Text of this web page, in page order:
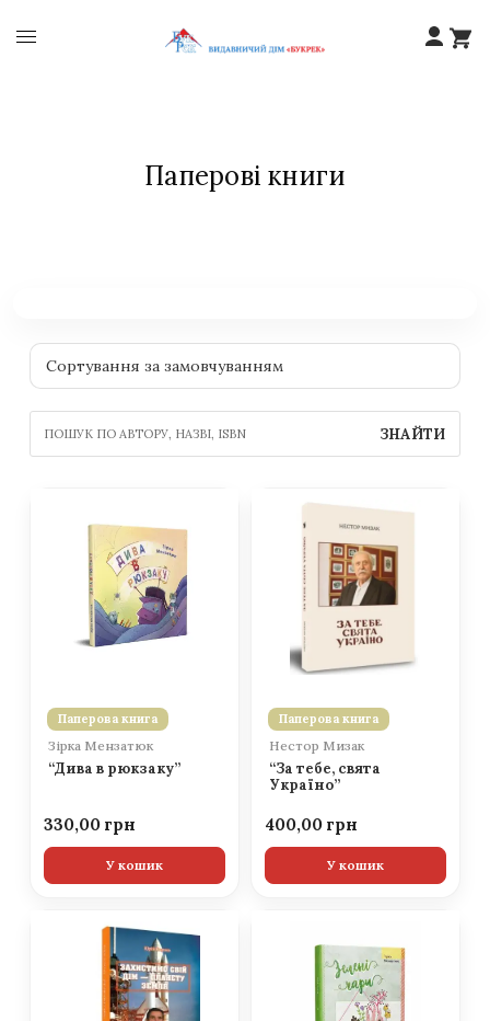
Паперові книги
ЗНАЙТИ
Паперова книга
Зірка Мензатюк
“Дива в рюкзаку”
330,00
У кошик
Паперова книга
Нестор Мизак
“За тебе, свята
Україно”
400,00
У кошик